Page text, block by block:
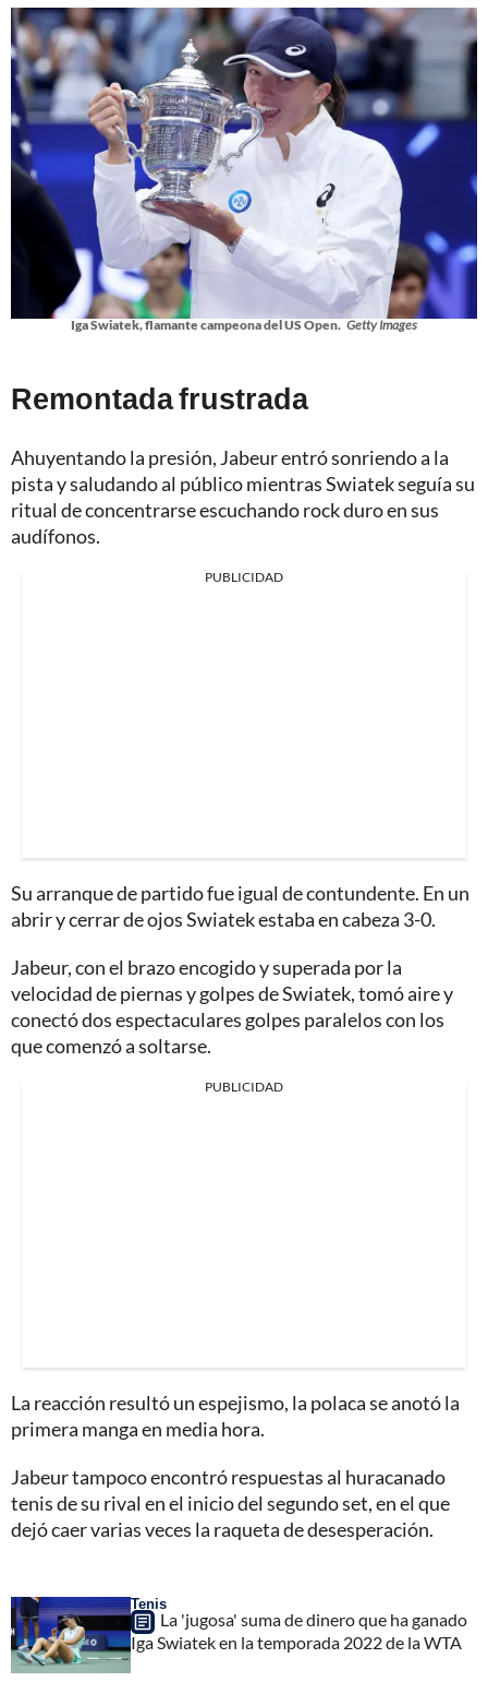
Iga Swiatek, flamante campeona del US Open. Getty Images
Remontada frustrada
Ahuyentando la presión, Jabeur entró sonriendo a la
pista y saludando al público mientras Swiatek seguía su
ritual de concentrarse escuchando rock duro en sus
audífonos.
PUBLICIDAD
Su arranque de partido fue igual de contundente. En un
abrir y cerrar de ojos Swiatek estaba en cabeza 3-0.
Jabeur, con el brazo encogido y superada por la
velocidad de piernas y golpes de Swiatek, tomó aire y
conectó dos espectaculares golpes paralelos con los
que comenzó a soltarse.
PUBLICIDAD
La reacción resultó un espejismo, la polaca se anotó la
primera manga en media hora.
Jabeur tampoco encontró respuestas al huracanado
tenis de su rival en el inicio del segundo set, en el que
dejó caer varias veces la raqueta de desesperación.
Tenis
La 'jugosa' suma de dinero que ha ganado
Iga Swiatek en la temporada 2022 de la WTA